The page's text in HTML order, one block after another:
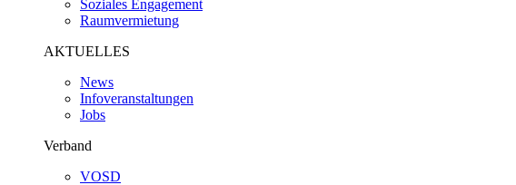
Soziales Engagement
Raumvermietung
AKTUELLES
News
Infoveranstaltungen
Jobs
Verband
VOSD